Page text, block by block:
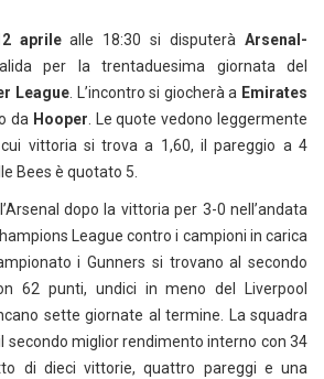
aprilealle 18:30 si disputeràArsenal-
per la trentaduesima giornata del
League. L’incontro si giocherà a Emirates
da Hooper. Le quote vedono leggermente
vittoria si trova a 1,60, il pareggio a 4
Bees è quotato 5.
dopo la vittoria per 3-0 nell’andata
League contro i campioni in carica
i Gunners si trovano al secondo
62 punti, undici in meno del Liverpool
sette giornate al termine. La squadra
secondo miglior rendimento interno con 34
di dieci vittorie, quattro pareggi e una